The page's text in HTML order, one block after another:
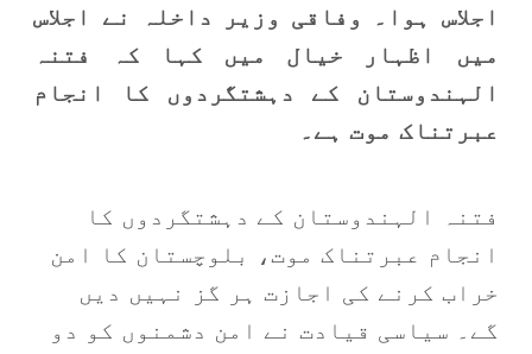
اجلاس ہوا۔ وفاقی وزیر داخلہ نے اجلاس
میں اظہار خیال میں کہا کہ فتنہ
الہندوستان کے دہشتگردوں کا انجام
عبرتناک موت ہے۔
فتنہ الہندوستان کے دہشتگردوں کا
انجام عبرتناک موت، بلوچستان کا امن
خراب کرنے کی اجازت ہر گز نہیں دیں
گے۔ سیاسی قیادت نے امن دشمنوں کو دو